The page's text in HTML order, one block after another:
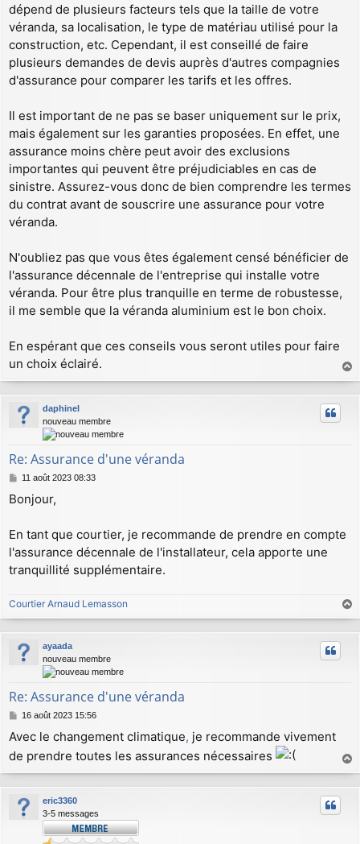
dépend de plusieurs facteurs tels que la taille de votre
véranda, sa localisation, le type de matériau utilisé pour la
construction, etc. Cependant, il est conseillé de faire
plusieurs demandes de devis auprès d'autres compagnies
d'assurance pour comparer les tarifs et les offres.
Il est important de ne pas se baser uniquement sur le prix,
mais également sur les garanties proposées. En effet, une
assurance moins chère peut avoir des exclusions
importantes qui peuvent être préjudiciables en cas de
sinistre. Assurez-vous donc de bien comprendre les termes
du contrat avant de souscrire une assurance pour votre
véranda.
N'oubliez pas que vous êtes également censé bénéficier de
l'assurance décennale de l'entreprise qui installe votre
véranda. Pour être plus tranquille en terme de robustesse,
il me semble que la véranda aluminium est le bon choix.
En espérant que ces conseils vous seront utiles pour faire
un choix éclairé.
a
u
daphinel
nouveau membre
Re: Assurance d'une véranda
M
s
g
e
11 août 2023 08:33
Bonjour,
En tant que courtier, je recommande de prendre en compte
l'assurance décennale de l'installateur, cela apporte une
tranquillité supplémentaire.
Courtier Arnaud Lemasson
a
u
ayaada
nouveau membre
Re: Assurance d'une véranda
M
s
s
16 août 2023 15:56
Avec le changement climatique, je recommande vivement
de prendre toutes les assurances nécessaires
a
u
eric3360
3-5 messages